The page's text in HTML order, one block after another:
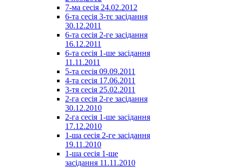
7-ма сесія 24.02.2012
6-та сесія 3-тє засідання
30.12.2011
6-та сесія 2-ге засідання
16.12.2011
6-та сесія 1-ше засідання
11.11.2011
5-та сесія 09.09.2011
4-та сесія 17.06.2011
3-тя сесія 25.02.2011
2-га сесія 2-ге засідання
30.12.2010
2-га сесія 1-ше засідання
17.12.2010
1-ша сесія 2-ге засідання
19.11.2010
1-ша сесія 1-ше
засідання 11.11.2010